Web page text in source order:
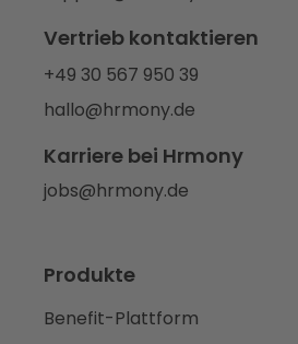
Vertrieb kontaktieren
+49 30 567 950 39
hallo@hrmony.de
Karriere bei Hrmony
jobs@hrmony.de
Produkte
Benefit-Plattform